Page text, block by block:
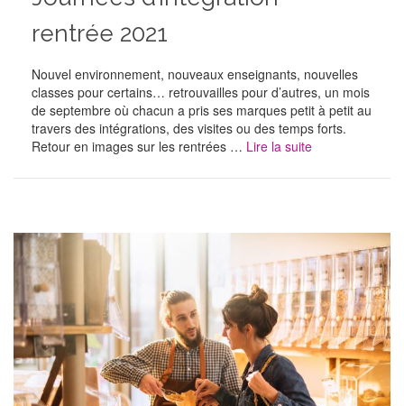
rentrée 2021
Nouvel environnement, nouveaux enseignants, nouvelles
classes pour certains… retrouvailles pour d’autres, un mois
de septembre où chacun a pris ses marques petit à petit au
travers des intégrations, des visites ou des temps forts.
Retour en images sur les rentrées … Lire la suite